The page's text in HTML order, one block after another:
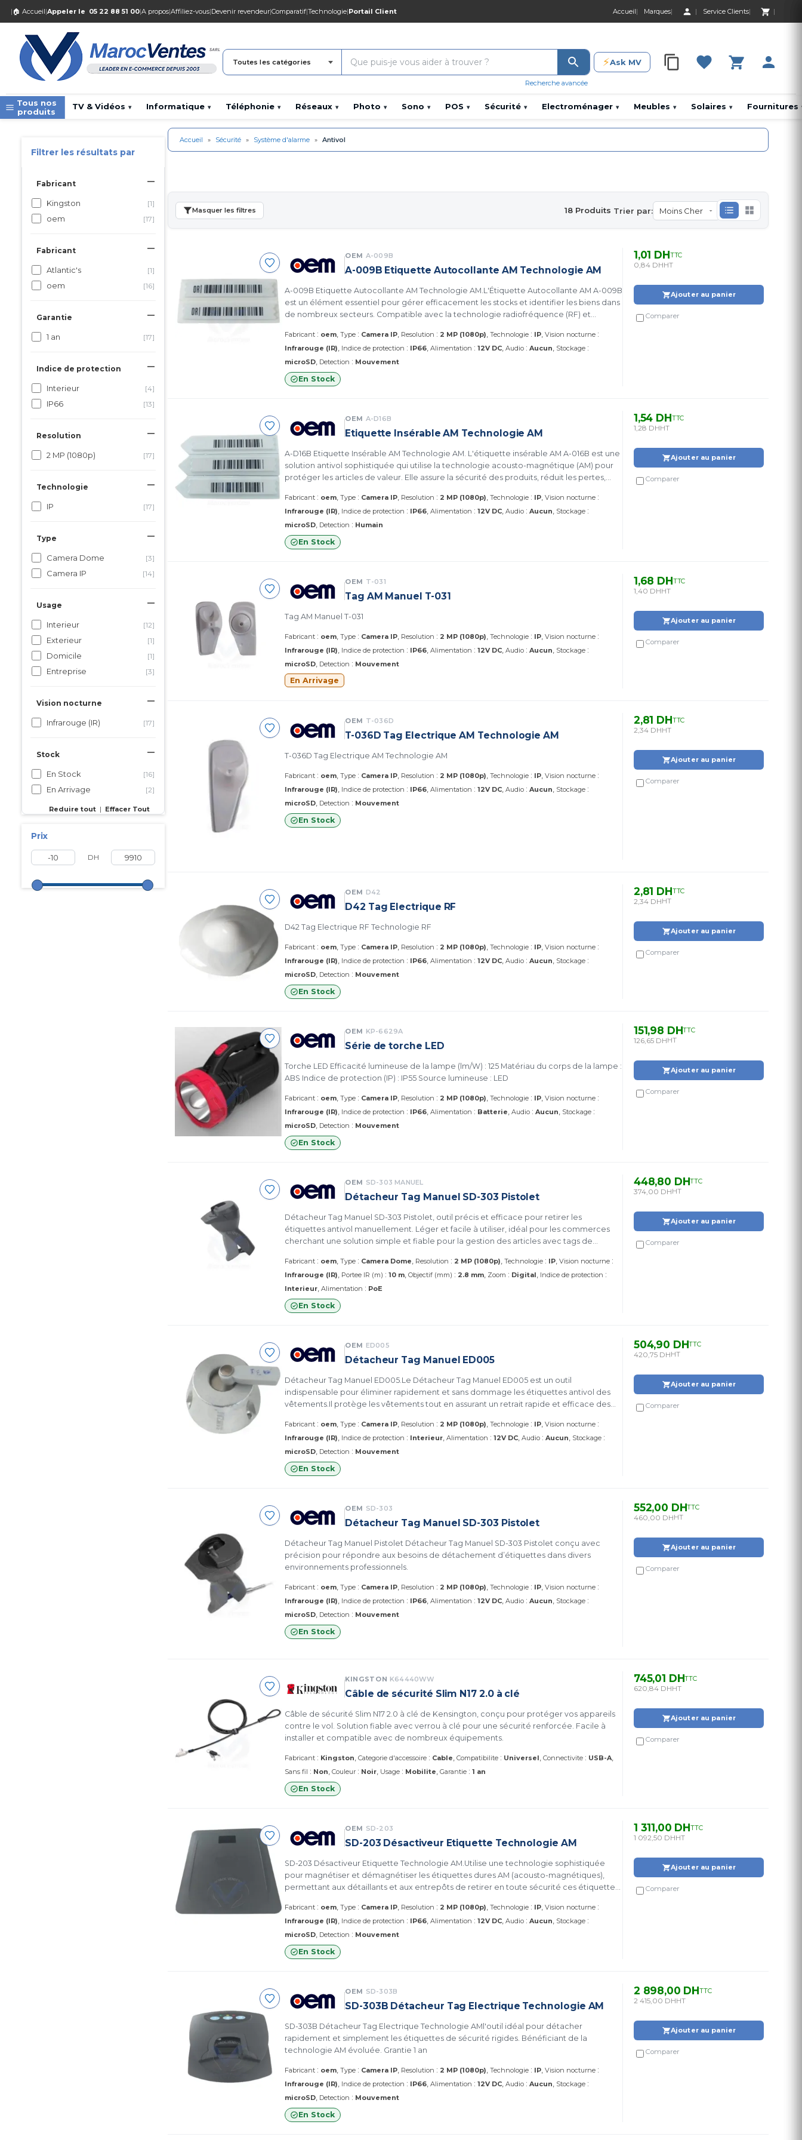
| 🏠 Accueil|Appeler le 05 22 88 51 00|A propos|Affiliez-vous|Devenir revendeur|Comparatif|Technologie|Portail Client Accueil Marques Service Clients
0 Produit 0,00
Toutes les catégories
Recherche avancée
⚡Ask MV 0 Produit 0,00 DH
Tous nos
produits
TV & Vidéos ▾ Informatique ▾ Téléphonie ▾ Réseaux ▾ Photo ▾ Sono ▾ POS ▾ Sécurité ▾ Electroménager ▾ Meubles ▾ Solaires ▾ Fournitures
Filtrer les résultats par
Fabricant
Kingston [1]
oem [17]
Fabricant
Atlantic's [1]
oem [16]
Garantie
1 an [17]
Indice de protection
Interieur [4]
IP66 [13]
Resolution
2 MP (1080p) [17]
Technologie
IP [17]
Type
Camera Dome [3]
Camera IP [14]
Usage
Interieur [12]
Exterieur [1]
Domicile [1]
Entreprise [3]
Vision nocturne
Infrarouge (IR) [17]
Stock
En Stock [16]
En Arrivage [2]
Reduire tout | Effacer Tout
Prix
DH
Accueil » Sécurité » Système d'alarme » Antivol
Masquer les filtres Trier par:
18 Produits
OEM A-009B
A-009B Etiquette Autocollante AM Technologie AM
A-009B Etiquette Autocollante AM Technologie AM.L'Étiquette Autocollante AM A-009B
est un élément essentiel pour gérer efficacement les stocks et identifier les biens dans
de nombreux secteurs. Compatible avec la technologie radiofréquence (RF) et
Fabricant : oem Type : Camera IP Resolution : 2 MP (1080p) Technologie : IP Vision nocturne :
Infrarouge (IR) Indice de protection : IP66 Alimentation : 12V DC Audio : Aucun Stockage :
microSD Detection : Mouvement
En Stock
1,01 DHTTC
0,84 DHHT
Ajouter au panier
Comparer
OEM A-D16B
Etiquette Insérable AM Technologie AM
A-D16B Etiquette Insérable AM Technologie AM. L'étiquette insérable AM ​​A-016B est une
solution antivol sophistiquée qui utilise la technologie acousto-magnétique (AM) pour
protéger les articles de valeur. Elle assure la sécurité des produits, réduit les pertes,
Fabricant : oem Type : Camera IP Resolution : 2 MP (1080p) Technologie : IP Vision nocturne :
Infrarouge (IR) Indice de protection : IP66 Alimentation : 12V DC Audio : Aucun Stockage :
microSD Detection : Humain
En Stock
1,54 DHTTC
1,28 DHHT
Ajouter au panier
Comparer
OEM T-031
Tag AM Manuel T-031
Tag AM Manuel T-031
Fabricant : oem Type : Camera IP Resolution : 2 MP (1080p) Technologie : IP Vision nocturne :
Infrarouge (IR) Indice de protection : IP66 Alimentation : 12V DC Audio : Aucun Stockage :
microSD Detection : Mouvement
En Arrivage
1,68 DHTTC
1,40 DHHT
Ajouter au panier
Comparer
OEM T-036D
T-036D Tag Electrique AM Technologie AM
T-036D Tag Electrique AM Technologie AM
Fabricant : oem Type : Camera IP Resolution : 2 MP (1080p) Technologie : IP Vision nocturne :
Infrarouge (IR) Indice de protection : IP66 Alimentation : 12V DC Audio : Aucun Stockage :
microSD Detection : Mouvement
En Stock
2,81 DHTTC
2,34 DHHT
Ajouter au panier
Comparer
OEM D42
D42 Tag Electrique RF
D42 Tag Electrique RF Technologie RF
Fabricant : oem Type : Camera IP Resolution : 2 MP (1080p) Technologie : IP Vision nocturne :
Infrarouge (IR) Indice de protection : IP66 Alimentation : 12V DC Audio : Aucun Stockage :
microSD Detection : Mouvement
En Stock
2,81 DHTTC
2,34 DHHT
Ajouter au panier
Comparer
OEM KP-6629A
Série de torche LED
Torche LED Efficacité lumineuse de la lampe (lm/W) : 125 Matériau du corps de la lampe :
ABS Indice de protection (IP) : IP55 Source lumineuse : LED
Fabricant : oem Type : Camera IP Resolution : 2 MP (1080p) Technologie : IP Vision nocturne :
Infrarouge (IR) Indice de protection : IP66 Alimentation : Batterie Audio : Aucun Stockage :
microSD Detection : Mouvement
En Stock
151,98 DHTTC
126,65 DHHT
Ajouter au panier
Comparer
OEM SD-303 MANUEL
Détacheur Tag Manuel SD-303 Pistolet
Détacheur Tag Manuel SD-303 Pistolet, outil précis et efficace pour retirer les
étiquettes antivol manuellement. Léger et facile à utiliser, idéal pour les commerces
cherchant une solution simple et fiable pour la gestion des articles avec tags de
Fabricant : oem Type : Camera Dome Resolution : 2 MP (1080p) Technologie : IP Vision nocturne :
Infrarouge (IR) Portee IR (m) : 10 m Objectif (mm) : 2.8 mm Zoom : Digital Indice de protection :
Interieur Alimentation : PoE
En Stock
448,80 DHTTC
374,00 DHHT
Ajouter au panier
Comparer
OEM ED005
Détacheur Tag Manuel ED005
Détacheur Tag Manuel ED005.Le Détacheur Tag Manuel ED005 est un outil
indispensable pour éliminer rapidement et sans dommage les étiquettes antivol des
vêtements.Il protège les vêtements tout en assurant un retrait rapide et efficace des
Fabricant : oem Type : Camera IP Resolution : 2 MP (1080p) Technologie : IP Vision nocturne :
Infrarouge (IR) Indice de protection : Interieur Alimentation : 12V DC Audio : Aucun Stockage :
microSD Detection : Mouvement
En Stock
504,90 DHTTC
420,75 DHHT
Ajouter au panier
Comparer
OEM SD-303
Détacheur Tag Manuel SD-303 Pistolet
Détacheur Tag Manuel Pistolet Détacheur Tag Manuel SD-303 Pistolet conçu avec
précision pour répondre aux besoins de détachement d’étiquettes dans divers
environnements professionnels.
Fabricant : oem Type : Camera IP Resolution : 2 MP (1080p) Technologie : IP Vision nocturne :
Infrarouge (IR) Indice de protection : IP66 Alimentation : 12V DC Audio : Aucun Stockage :
microSD Detection : Mouvement
En Stock
552,00 DHTTC
460,00 DHHT
Ajouter au panier
Comparer
KINGSTON K64440WW
Câble de sécurité Slim N17 2.0 à clé
Câble de sécurité Slim N17 2.0 à clé de Kensington, conçu pour protéger vos appareils
contre le vol. Solution fiable avec verrou à clé pour une sécurité renforcée. Facile à
installer et compatible avec de nombreux équipements.
Fabricant : Kingston Categorie d'accessoire : Cable Compatibilite : Universel Connectivite : USB-A
Sans fil : Non Couleur : Noir Usage : Mobilite Garantie : 1 an
En Stock
745,01 DHTTC
620,84 DHHT
Ajouter au panier
Comparer
OEM SD-203
SD-203 Désactiveur Etiquette Technologie AM
SD-203 Désactiveur Etiquette Technologie AM.Utilise une technologie sophistiquée
pour magnétiser et démagnétiser les étiquettes dures AM (acousto-magnétiques),
permettant aux détaillants et aux entrepôts de retirer en toute sécurité ces étiquettes
Fabricant : oem Type : Camera IP Resolution : 2 MP (1080p) Technologie : IP Vision nocturne :
Infrarouge (IR) Indice de protection : IP66 Alimentation : 12V DC Audio : Aucun Stockage :
microSD Detection : Mouvement
En Stock
1 311,00 DHTTC
1 092,50 DHHT
Ajouter au panier
Comparer
OEM SD-303B
SD-303B Détacheur Tag Electrique Technologie AM
SD-303B Détacheur Tag Electrique Technologie AMl'outil idéal pour détacher
rapidement et simplement les étiquettes de sécurité rigides. Bénéficiant de la
technologie AM évoluée. Grantie 1 an
Fabricant : oem Type : Camera IP Resolution : 2 MP (1080p) Technologie : IP Vision nocturne :
Infrarouge (IR) Indice de protection : IP66 Alimentation : 12V DC Audio : Aucun Stockage :
microSD Detection : Mouvement
En Stock
2 898,00 DHTTC
2 415,00 DHHT
Ajouter au panier
Comparer